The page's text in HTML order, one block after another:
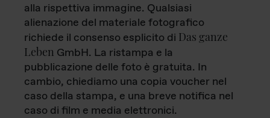
alla rispettiva immagine. Qualsiasi
alienazione del materiale fotografico
richiede il consenso esplicito di Das ganze
Leben GmbH. La ristampa e la
pubblicazione delle foto è gratuita. In
cambio, chiediamo una copia voucher nel
caso della stampa, e una breve notifica nel
caso di film e media elettronici.